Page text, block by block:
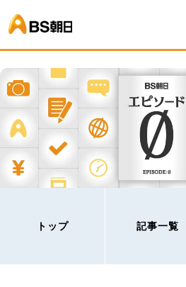
トップ 記事一覧